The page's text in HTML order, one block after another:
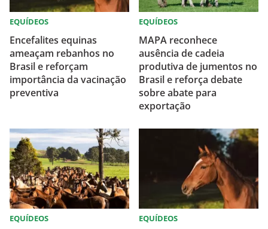
EQUÍDEOS
Encefalites equinas
ameaçam rebanhos no
Brasil e reforçam
importância da vacinação
preventiva
EQUÍDEOS
MAPA reconhece
ausência de cadeia
produtiva de jumentos no
Brasil e reforça debate
sobre abate para
exportação
EQUÍDEOS EQUÍDEOS